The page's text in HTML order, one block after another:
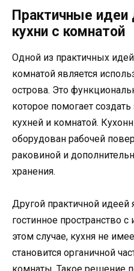
Практичные
кухни с комнатой
Одной из практичных
комнатой является
острова. Это
которое помогает
кухней и комнатой.
оборудован рабочей
раковиной и
хранения.
Другой практичной идеей
гостинное пространство
этом случае, кухня не
становится органичной